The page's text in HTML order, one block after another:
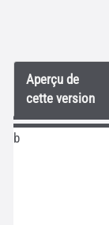
Aperçu de
cette version